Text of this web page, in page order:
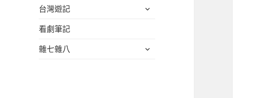
單
子
台灣遊記
展
單
看劇筆記
雜七雜八
展